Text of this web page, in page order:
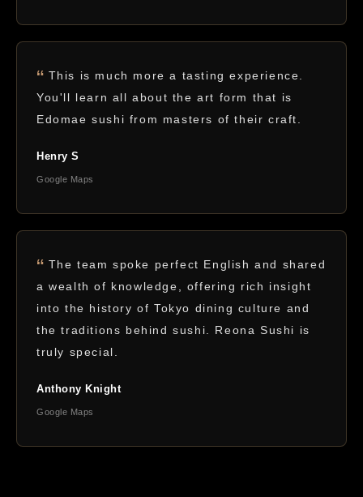
This is much more a tasting experience.
You'll learn all about the art form that is
Edomae sushi from masters of their craft.
Henry S
Google Maps
The team spoke perfect English and shared
a wealth of knowledge, offering rich insight
into the history of Tokyo dining culture and
the traditions behind sushi. Reona Sushi is
truly special.
Anthony Knight
Google Maps